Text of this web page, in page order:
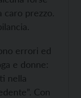
caro prezzo.
errori ed
e donne:
nella
Con